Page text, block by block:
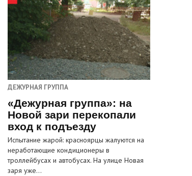
ДЕЖУРНАЯ ГРУППА
«Дежурная группа»: на
Новой зари перекопали
вход к подъезду
Испытание жарой: красноярцы жалуются на
неработающие кондиционеры в
троллейбусах и автобусах. На улице Новая
заря уже…